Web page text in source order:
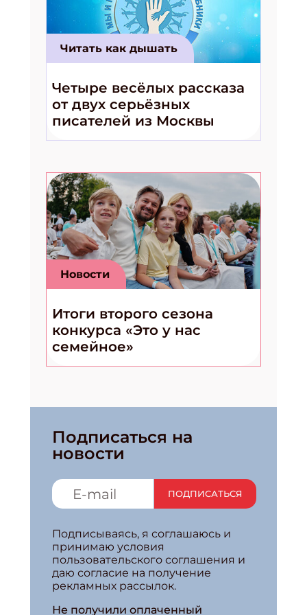
Читать как дышать
Четыре весёлых рассказа
от двух серьёзных
писателей из Москвы
Новости
Итоги второго сезона
конкурса «Это у нас
семейное»
Подписаться на
новости
ПОДПИСАТЬСЯ
Подписываясь, я соглашаюсь и
принимаю условия
пользовательского соглашения и
даю согласие на получение
рекламных рассылок.
Не получили оплаченный